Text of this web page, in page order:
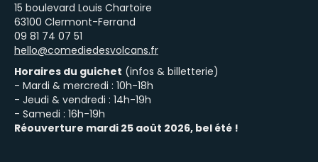
15 boulevard Louis Chartoire
63100 Clermont-Ferrand
‭09 81 74 07 51‬
hello@comediedesvolcans.fr
Horaires du guichet (infos & billetterie)
- Mardi & mercredi : 10h-18h
- Jeudi & vendredi : 14h-19h
- Samedi : 16h-19h
Réouverture mardi 25 août 2026, bel été !